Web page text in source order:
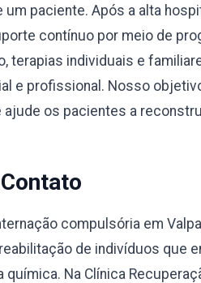
paciente. Após a alta
contínuo por meio de
terapias individuais e
e profissional. Nosso
ajude os pacientes a
compulsória em
de indivíduos que
química. Na Clínica